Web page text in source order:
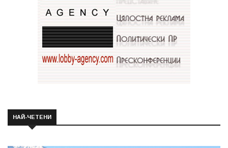
НАЙ-ЧЕТЕНИ